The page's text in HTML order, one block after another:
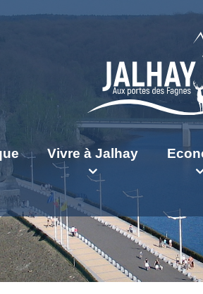
Vivre à Jalhay